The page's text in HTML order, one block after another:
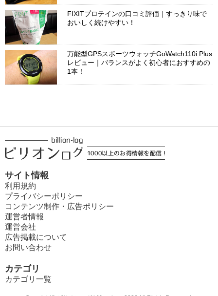
FIXITプロテインの口コミ評価｜すっきり味で
おいしく続けやすい！
万能型GPSスポーツウォッチGoWatch110i Plus
レビュー｜バランスがよく初心者におすすめの
1本！
サイト情報
利用規約
プライバシーポリシー
コンテンツ制作・広告ポリシー
運営者情報
運営会社
広告掲載について
お問い合わせ
カテゴリ
カテゴリ一覧